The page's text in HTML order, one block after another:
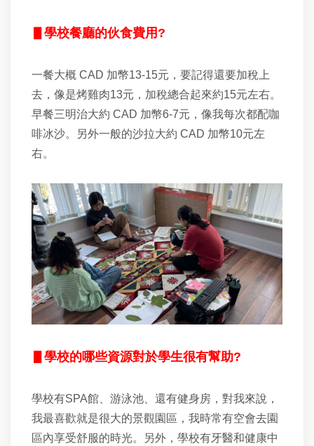
學校餐廳的伙食費用?
一餐大概 CAD 加幣13-15元，要記得還要加稅上
去，像是烤雞肉13元，加稅總合起來約15元左右。
早餐三明治大約 CAD 加幣6-7元，像我每次都配咖
啡冰沙。另外一般的沙拉大約 CAD 加幣10元左
右。
▋學校的哪些資源對於學生很有幫助?
學校有SPA館、游泳池、還有健身房，對我來說，
我最喜歡就是很大的景觀園區，我時常有空會去園
區內享受舒服的時光。另外，學校有牙醫和健康中